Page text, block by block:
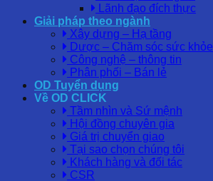
Lãnh đạo đích thực
Giải pháp theo ngành
Xây dựng – Hạ tầng
Dược – Chăm sóc sức khỏe
Công nghệ – thông tin
Phân phối – Bán lẻ
OD Tuyển dụng
Về OD CLICK
Tầm nhìn và Sứ mệnh
Hội đồng chuyên gia
Giá trị chuyển giao
Tại sao chọn chúng tôi
Khách hàng và đối tác
CSR